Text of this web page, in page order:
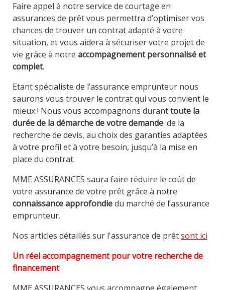
Faire appel à notre service de courtage en
assurances de prêt vous permettra d’optimiser vos
chances de trouver un contrat adapté à votre
situation, et vous aidera à sécuriser votre projet de
vie grâce à notre accompagnement personnalisé et
complet.
Etant spécialiste de l’assurance emprunteur nous
saurons vous trouver le contrat qui vous convient le
mieux ! Nous vous accompagnons duranttoute la
durée de la démarche de votre demande:de la
recherche de devis, au choix des garanties adaptées
à votre profil et à votre besoin, jusqu’à la mise en
place du contrat.
MME ASSURANCES saura faire réduire le coût de
votre assurance de votre prêt grâce à notre
connaissance approfondiedu marché de l’assurance
emprunteur.
Nos articles détaillés sur l'assurance de prêtsont ici
Un réel accompagnement pour votre recherche de
financement